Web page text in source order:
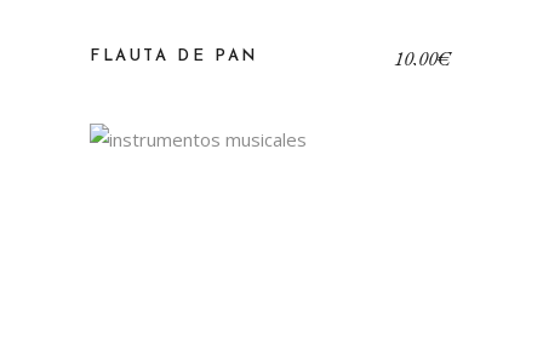
FLAUTA DE PAN 10,00€